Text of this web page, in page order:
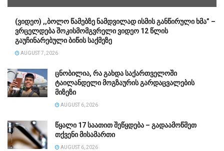
(ვიდეო) ,,ბოლო წამებზე ნამდვილად ისმის განწირული ხმა” –
ვრცელდება შოკისმომგვრელი ვიდეო 12 წლის
გაუჩინარებული ბიწის საქმეზე
AUGUST 7, 2026
ცნობილია, რა გახდა საქართველოში
ტაილანდელი მოგზაურის გარდაცვალების
მიზეზი
AUGUST 6, 2026
წყალი 17 საათით შეწყდება – გადაამოწმეთ
თქვენი მისამართი
AUGUST 6, 2026